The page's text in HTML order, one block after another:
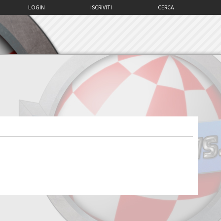
CERCA
ISCRIVITI
LOGIN